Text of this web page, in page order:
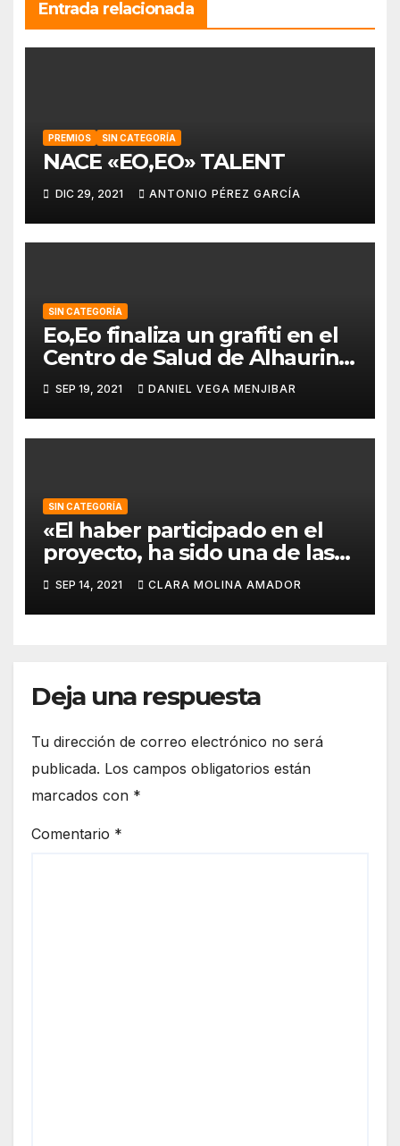
Entrada relacionada
PREMIOS SIN CATEGORÍA
NACE «EO,EO» TALENT
DIC 29, 2021 ANTONIO PÉREZ GARCÍA
SIN CATEGORÍA
Eo,Eo finaliza un grafiti en el
Centro de Salud de Alhaurin
de la Torre.
SEP 19, 2021 DANIEL VEGA MENJIBAR
SIN CATEGORÍA
«El haber participado en el
proyecto, ha sido una de las
mejores experiencias que he
vivido, pues a pesar de la
barrera del idioma, he sido
SEP 14, 2021 CLARA MOLINA AMADOR
Deja una respuesta
Tu dirección de correo electrónico no será
publicada. Los campos obligatorios están
marcados con *
Comentario *